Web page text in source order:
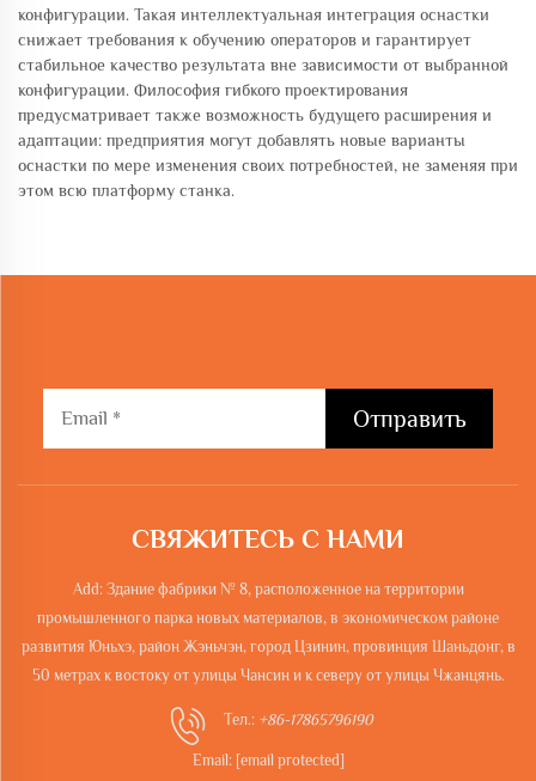
конфигурации. Такая интеллектуальная интеграция оснастки
снижает требования к обучению операторов и гарантирует
стабильное качество результата вне зависимости от выбранной
конфигурации. Философия гибкого проектирования
предусматривает также возможность будущего расширения и
адаптации: предприятия могут добавлять новые варианты
оснастки по мере изменения своих потребностей, не заменяя при
этом всю платформу станка.
Отправить
СВЯЖИТЕСЬ С НАМИ
Add: Здание фабрики № 8, расположенное на территории
промышленного парка новых материалов, в экономическом районе
развития Юньхэ, район Жэньчэн, город Цзинин, провинция Шаньдонг, в
50 метрах к востоку от улицы Чансин и к северу от улицы Чжанцянь.
Тел.: +86-17865796190
Email: [email protected]